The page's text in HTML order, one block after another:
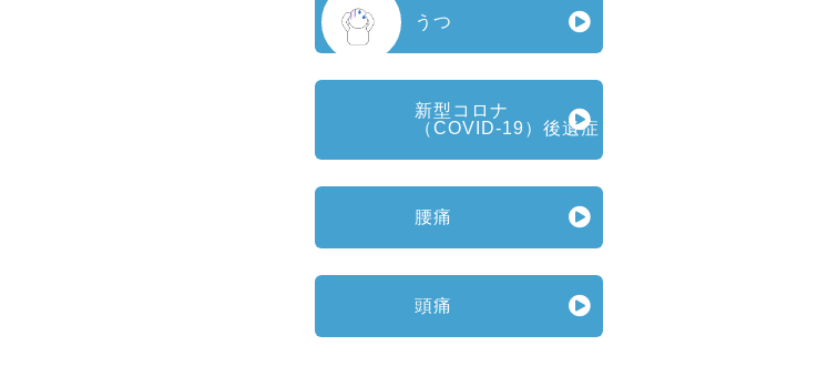
うつ
新型コロナ
（COVID‑19）後遺症
腰痛
頭痛